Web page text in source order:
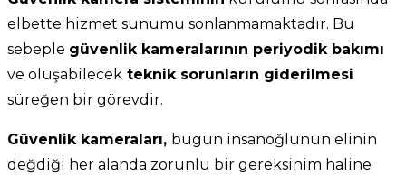
elbette hizmet sunumu sonlanmamaktadır. Bu
sebeple güvenlik kameralarının periyodik bakımı
ve oluşabilecek teknik sorunların giderilmesi
süreğen bir görevdir.
Güvenlik kameraları, bugün insanoğlunun elinin
değdiği her alanda zorunlu bir gereksinim haline